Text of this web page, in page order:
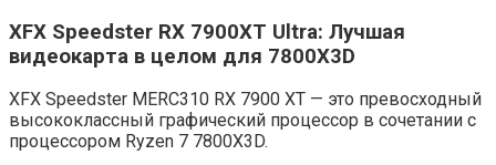
XFX Speedster RX 7900XT Ultra: Лучшая
видеокарта в целом для 7800X3D
XFX Speedster MERC310 RX 7900 XT — это превосходный
высококлассный графический процессор в сочетании с
процессором Ryzen 7 7800X3D.